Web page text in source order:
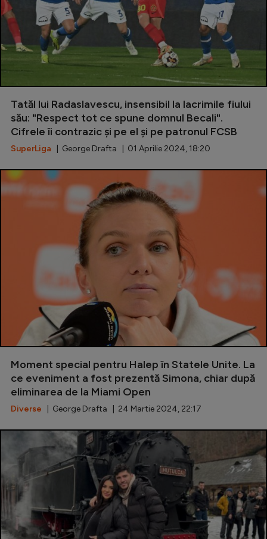
Tatăl lui Radaslavescu, insensibil la lacrimile fiului
său: "Respect tot ce spune domnul Becali".
Cifrele îi contrazic și pe el și pe patronul FCSB
SuperLiga | George Drafta | 01 Aprilie 2024, 18:20
Moment special pentru Halep în Statele Unite. La
ce eveniment a fost prezentă Simona, chiar după
eliminarea de la Miami Open
Diverse | George Drafta | 24 Martie 2024, 22:17